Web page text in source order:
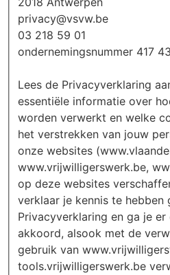
privacy@vsvw.be
03 218 59 01
ondernemingsnummer 417
Lees de Privacyverklaring
essentiële informatie over
worden verwerkt en welke
het verstrekken van jouw
onze websites
www.vrijwilligerswerk.be,
op deze websites
verklaar je kennis te hebben
Privacyverklaring en ga je
akkoord, alsook met de
gebruik van
tools.vrijwilligerswerk.be